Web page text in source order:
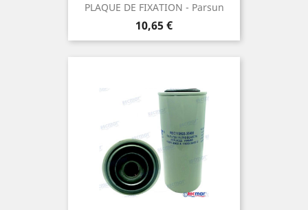
PLAQUE DE FIXATION - Parsun
Prix
10,65 €